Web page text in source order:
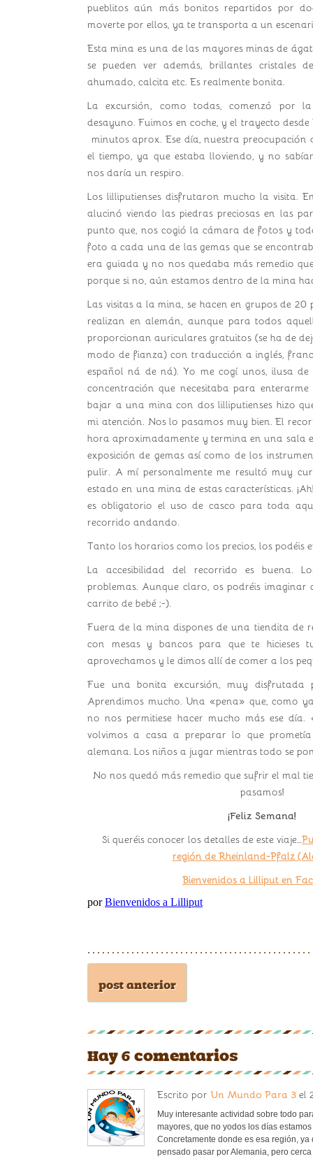
pueblitos aún más bonitos repartidos por
moverte por ellos, ya te transporta a un
Esta mina es una de las mayores minas de
se pueden ver además, brillantes cristales
ahumado, calcita etc. Es realmente bonita.
La excursión, como todas, comenzó por
desayuno. Fuimos en coche, y el trayecto
minutos aprox. Ese día, nuestra
el tiempo, ya que estaba lloviendo, y no
nos daría un respiro.
Los lilliputienses disfrutaron mucho la visita.
alucinó viendo las piedras preciosas en las
punto que, nos cogió la cámara de fotos y
foto a cada una de las gemas que se
era guiada y no nos quedaba más remedio
porque si no, aún estamos dentro de la mina
Las visitas a la mina, se hacen en grupos de 20
realizan en alemán, aunque para todos
proporcionan auriculares gratuitos (se ha de
modo de fianza) con traducción a inglés,
español ná de ná). Yo me cogí unos, ilusa
concentración que necesitaba para
bajar a una mina con dos lilliputienses hizo
mi atención. Nos lo pasamos muy bien. El
hora aproximadamente y termina en una sala
exposición de gemas así como de los
pulir. A mí personalmente me resultó muy
estado en una mina de estas características.
es obligatorio el uso de casco para toda
recorrido andando.
Tanto los horarios como los precios, los podéis
La accesibilidad del recorrido es buena.
problemas. Aunque claro, os podréis
carrito de bebé ;-).
Fuera de la mina dispones de una tiendita de
con mesas y bancos para que te hicieses
aprovechamos y le dimos allí de comer a los
Fue una bonita excursión, muy disfrutada
Aprendimos mucho. Una «pena» que, como
no nos permitiese hacer mucho más ese día.
volvimos a casa a preparar lo que
alemana. Los niños a jugar mientras todo se
No nos quedó más remedio que sufrir el mal
pasamos!
¡Feliz Semana!
Si queréis conocer los detalles de este viaje…
región de Rheinland-Pfalz
Bienvenidos a Lilliput en
porBienvenidos a Lilliput
post anterior
Hay 6 comentarios
Escrito por Un Mundo Para 3 el
Muy interesante actividad sobre todo
mayores, que no yodos los días
Concretamente donde es esa región, ya
pensado pasar por Alemania, pero